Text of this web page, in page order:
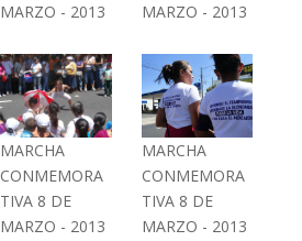
MARZO - 2013
MARZO - 2013
MARCHA
CONMEMORA
TIVA 8 DE
MARZO - 2013
MARCHA
CONMEMORA
TIVA 8 DE
MARZO - 2013